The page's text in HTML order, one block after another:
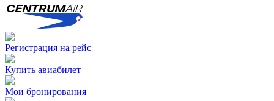
Регистрация на рейс
Купить авиабилет
Мои бронирования